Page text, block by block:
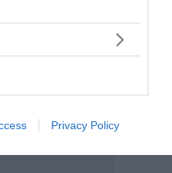
Privacy Policy